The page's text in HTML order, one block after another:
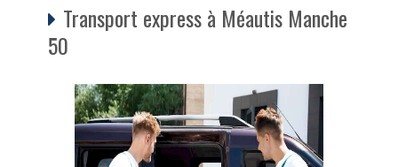
Transport express à Méautis Manche
50